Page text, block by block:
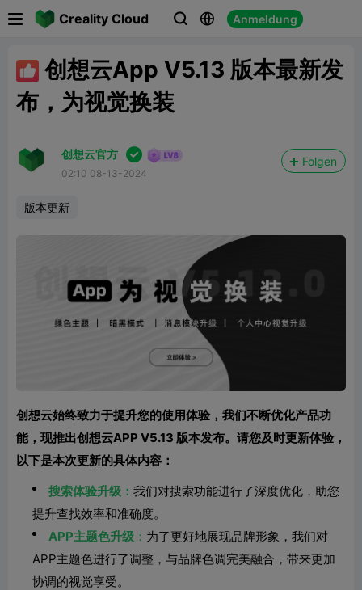
Creality Cloud   Anmeldung
 创想云App V5.13 版本最新发
布，为视觉换装
创想云官方 
02:10 08-13-2024
Folgen
版本更新
创想云始终致力于提升您的使用体验，我们不断优化产品功
能，现推出创想云APP V5.13 版本发布。请您及时更新体验，
以下是本次更新的具体内容：
搜索体验升级： 我们对搜索功能进行了深度优化，助您
提升查找效率和准确度。
APP主题色升级 ： 为了更好地展现品牌形象，我们对
APP主题色进行了调整，与品牌色调完美融合，带来更加
协调的视觉享受。